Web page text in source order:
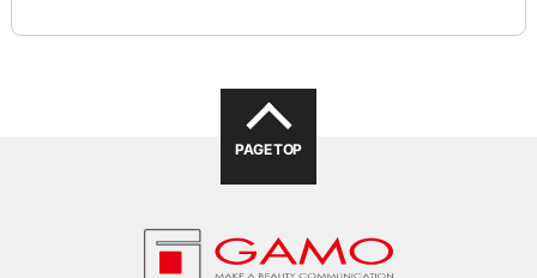
PAGE TOP